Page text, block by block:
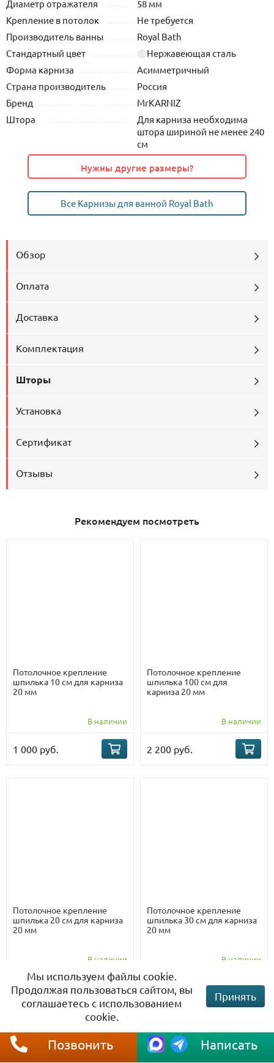
Диаметр отражателя
58 мм
Крепление в потолок
Не требуется
Производитель ванны
Royal Bath
Стандартный цвет
Нержавеющая сталь
Форма карниза
Асимметричный
Страна производитель
Россия
Бренд
MrKARNIZ
Штора
Для карниза необходима
штора шириной не менее 240
см
Нужны другие размеры?
Все Карнизы для ванной Royal Bath
Обзор
Оплата
Доставка
Комплектация
Шторы
Установка
Сертификат
Отзывы
Рекомендуем посмотреть
Потолочное крепление
шпилька 10 см для карниза
20 мм
В наличии
1 000 руб.
Потолочное крепление
шпилька 100 см для
карниза 20 мм
В наличии
2 200 руб.
Потолочное крепление
шпилька 20 см для карниза
20 мм
В наличии
1 200 руб.
Потолочное крепление
шпилька 30 см для карниза
20 мм
В наличии
1 400 руб.
Позвонить Написать
Мы используем файлы cookie.
Продолжая пользоваться сайтом, вы
соглашаетесь с использованием
cookie.
Принять